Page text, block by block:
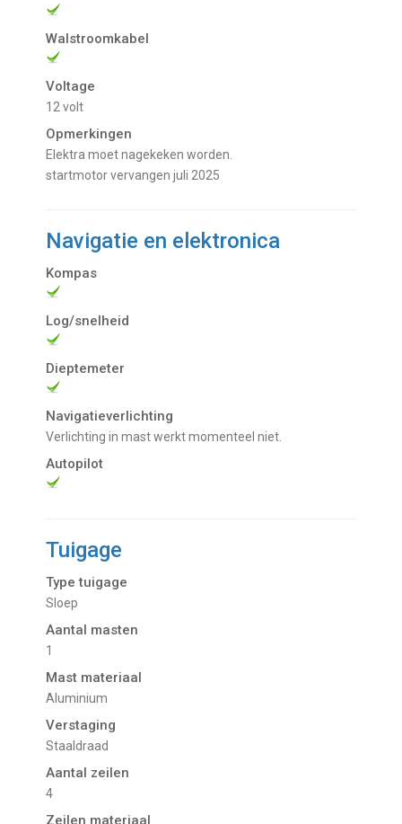
Walstroomkabel
Voltage
12 volt
Opmerkingen
Elektra moet nagekeken worden.
startmotor vervangen juli 2025
Navigatie en elektronica
Kompas
Log/snelheid
Dieptemeter
Navigatieverlichting
Verlichting in mast werkt momenteel niet.
Autopilot
Tuigage
Type tuigage
Sloep
Aantal masten
1
Mast materiaal
Aluminium
Verstaging
Staaldraad
Aantal zeilen
4
Zeilen materiaal